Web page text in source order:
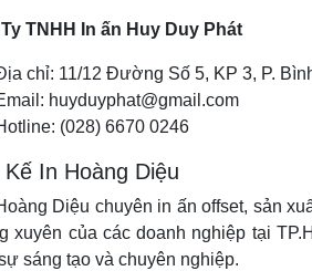
TNHH In ấn Huy Duy Phát
chỉ: 11/12 Đường Số 5, KP 3, P.
huyduyphat@gmail.com
(028) 6670 0246
In Hoàng Diệu
Diệu chuyên in ấn offset, sản
xuyên của các doanh nghiệp tại
sáng tạo và chuyên nghiệp.